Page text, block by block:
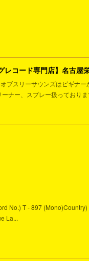
レコード専門店】名古屋
ブスリーサウンズはビギナ
ナー、スプレー扱っており
No.) T - 897
La...